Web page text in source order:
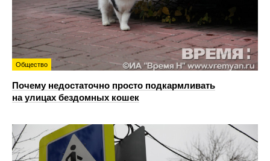
Общество
Почему недостаточно просто подкармливать
на улицах бездомных кошек